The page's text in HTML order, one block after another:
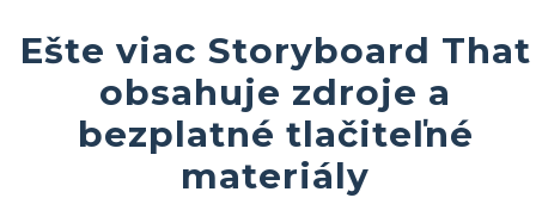
Ešte viac Storyboard That
obsahuje zdroje a
bezplatné tlačiteľné
materiály